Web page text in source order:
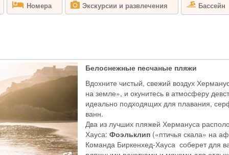
Bakubung Bush
в десяти
Пиланесберг - в
Большую
сафари. Лодж
львиных прайдов
BIRKENHEAD
Номера Экскурсии и развлечения Бассейн
Белоснежные песчаные пляжи
Вдохните чистый, свежий воздух
на земле», и окунитесь в атмосферу
идеально подходящих для плавания,
ванн.
Два из лучших пляжей Хермануса
Хауса:Фоэльклип («птичья скала» на
Команда Биркенхед-Хауса соберет для